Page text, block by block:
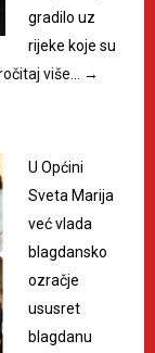
gradilo uz
rijeke koje su
više… →
U Općini
Sveta Marija
već vlada
blagdansko
ozračje
ususret
blagdanu